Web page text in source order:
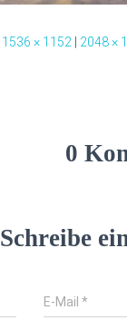
1536 × 1152 2048 ×
0
Schreibe
E-Mail*